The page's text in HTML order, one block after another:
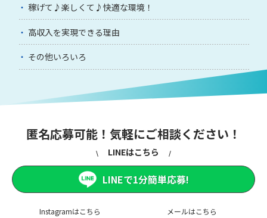
稼げて♪楽しくて♪快適な環境！
高収入を実現できる理由
その他いろいろ
匿名応募可能！気軽にご相談ください！
Instagramはこちら メールはこちら
LINEはこちら
LINEで1分簡単応募!